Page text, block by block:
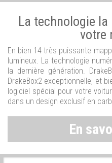
La technologie
votre
En bien 14 très puissante
lumineux. La technologie
la dernière génération.
DrakeBox2 exceptionnelle, et
logiciel spécial pour votre
dans un design exclusif en
En